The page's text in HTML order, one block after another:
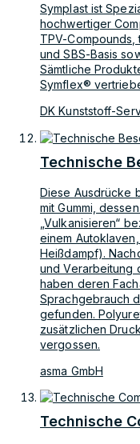
Symplast ist
hochwertiger
TPV-Compounds,
und SBS-Basis
Sämtliche
Symflex®
DK Kunststoff-
Technische
Diese Ausdrücke
mit Gummi,
„Vulkanisieren“
einem
Heißdampf).
und Verarbeitung
haben deren
Sprachgebrauch
gefunden.
zusätzlichen
vergossen.
asma GmbH
Technische